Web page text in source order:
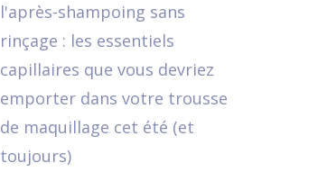
l'après-shampoing sans
rinçage : les essentiels
capillaires que vous devriez
emporter dans votre trousse
de maquillage cet été (et
toujours)